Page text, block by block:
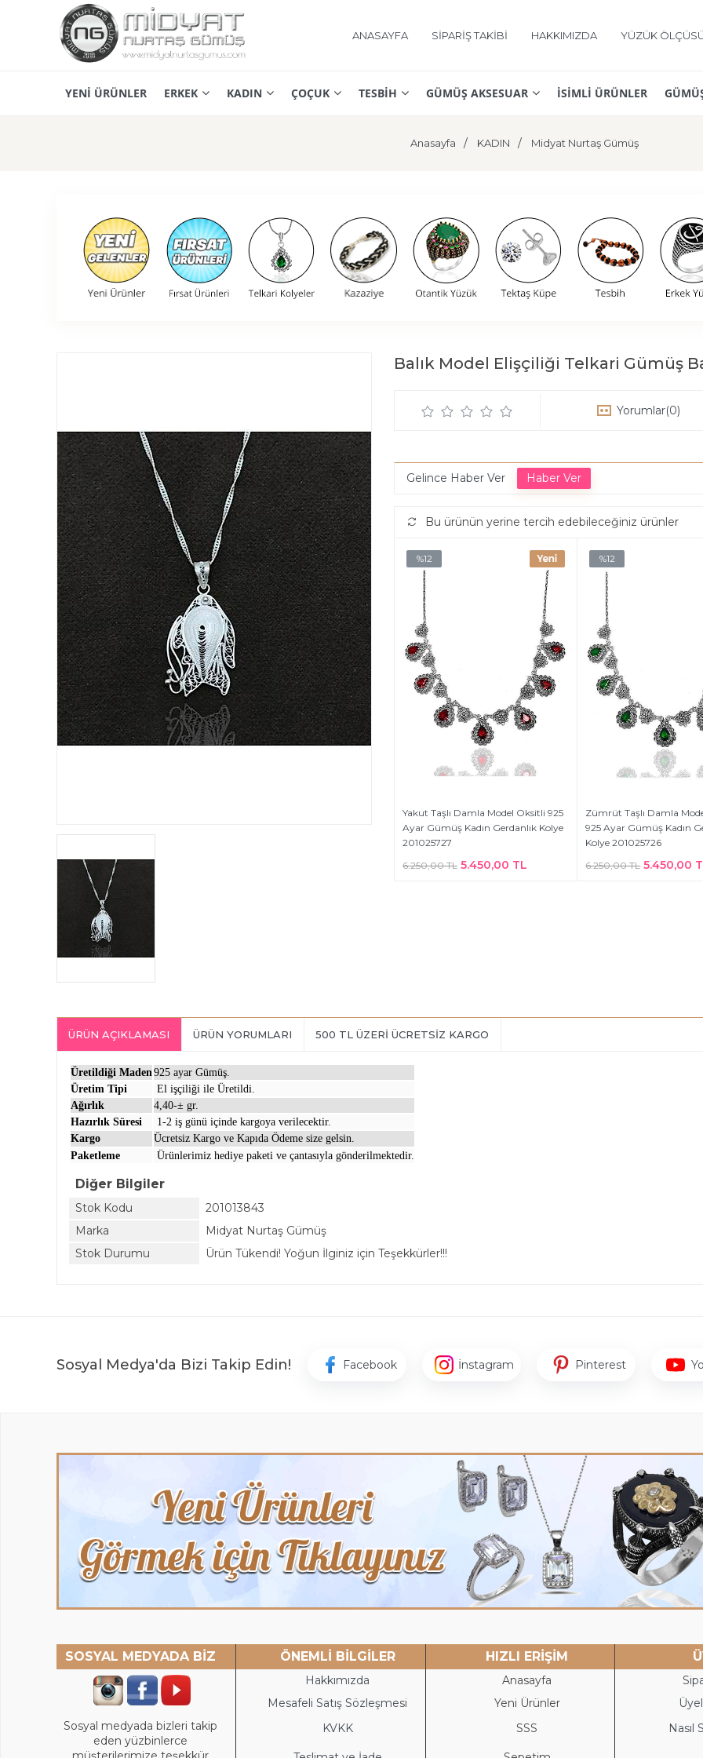
ANASAYFA SİPARİŞ TAKİBİ HAKKIMIZDA YÜZÜK
YENİ ÜRÜNLER ERKEK KADIN ÇOÇUK TESBİH GÜMÜŞ AKSESUAR İSİMLİ ÜRÜNLER
Anasayfa KADIN Midyat Nurtaş Gümüş
Balık Model Elişçiliği Telkari Gümüş
Yorumlar(0)
Gelince Haber Ver
Bu ürünün yerine tercih edebileceğiniz ürünler
%12
Yakut Taşlı Damla Model Oksitli 925
Ayar Gümüş Kadın Gerdanlık Kolye
201025727
6.250,00 TL 5.450,00 TL
%12
Zümrüt Taşlı Damla
925 Ayar Gümüş Kadın
Kolye 201025726
6.250,00 TL 5.450,00
ÜRÜN AÇIKLAMASI ÜRÜN YORUMLARI 500 TL ÜZERİ ÜCRETSİZ KARGO
Üretildiği Maden925 ayar Gümüş.
Üretim Tipi
El işçiliği ile Üretildi.
Ağırlık
4,40-± gr.
Hazırlık Süresi
1-2 iş günü içinde kargoya verilecektir.
Kargo
Ücretsiz Kargo ve Kapıda Ödeme size gelsin.
Paketleme
Ürünlerimiz hediye paketi ve çantasıyla gönderilmektedir.
Diğer Bilgiler
Stok Kodu
201013843
Marka
Midyat Nurtaş Gümüş
Stok Durumu
Ürün Tükendi! Yoğun İlginiz için Teşekkürler!!!
Sosyal Medya'da Bizi Takip Edin! Facebook İnstagram Pinterest
SOSYAL MEDYADA BİZ ÖNEMLİ BİLGİLER HIZLI ERİŞİM
Hakkımızda Anasayfa
Mesafeli Satış Sözleşmesi Yeni Ürünler
Sosyal medyada bizleri takip
eden yüzbinlerce
KVKK SSS Nasıl